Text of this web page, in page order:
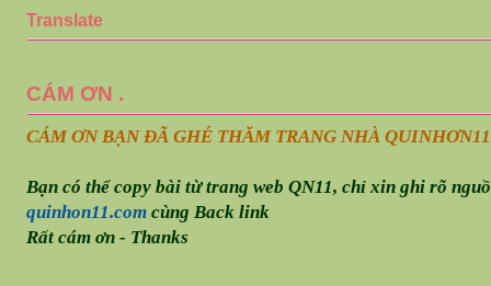
Translate
CÁM ƠN .
CÁM ƠN BẠN ĐÃ GHÉ THĂM TRANG NHÀ QUINHƠN
Bạn có thể copy bài từ trang web QN11, chỉ xin ghi rõ
quinhon11.comcùng Back link
Rất cám ơn - Thanks